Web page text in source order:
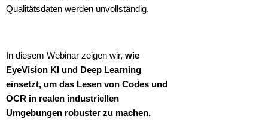
Qualitätsdaten werden unvollständig.
In diesem Webinar zeigen wir, wie
EyeVision KI und Deep Learning
einsetzt, um das Lesen von Codes und
OCR in realen industriellen
Umgebungen robuster zu machen.